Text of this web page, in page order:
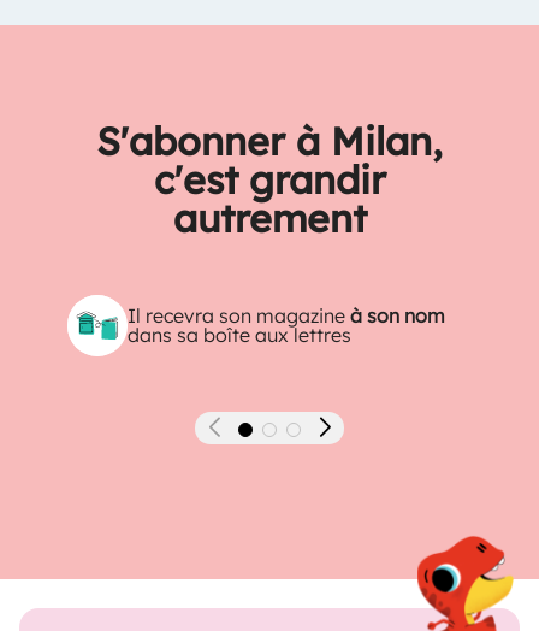
S'abonner à Milan,
c'est grandir
autrement
Il recevra son magazineà son nom
dans sa boîte aux lettres
Précédent Suivant